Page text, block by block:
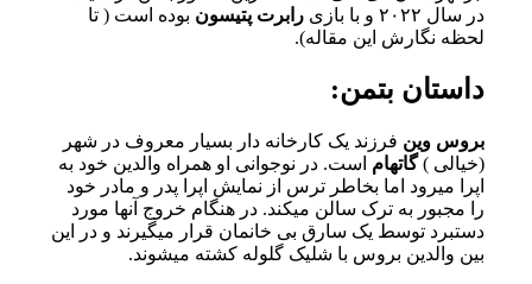
در سال ۲۰۲۲ و با بازی
رابرت پتیسون بوده است ( تا
لحظه نگارش این مقاله).
داستان بتمن:
بروس وین فرزند یک کارخانه دار بسیار معروف در شهر
(خیالی )گاتهام است. در نوجوانی او همراه والدین خود به
اپرا میرود اما بخاطر ترس از نمایش اپرا پدر و مادر خود
را مجبور به ترک سالن میکند. در هنگام خروج آنها مورد
دستبرد توسط یک سارق بی خانمان قرار میگیرند و در این
بین والدین بروس با شلیک گلوله کشته میشوند.